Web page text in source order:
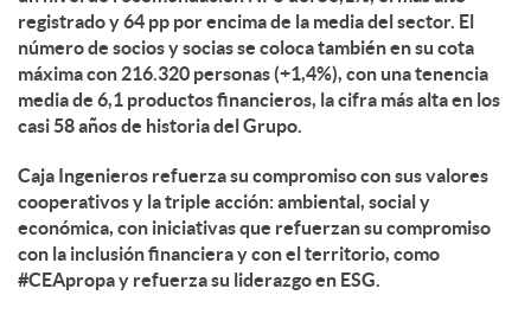
registrado y 64 pp por encima de la media del sector. El
número de socios y socias se coloca también en su cota
máxima con 216.320 personas (+1,4%), con una tenencia
media de 6,1 productos financieros, la cifra más alta en los
casi 58 años de historia del Grupo.
Caja Ingenieros refuerza su compromiso con sus valores
cooperativos y la triple acción: ambiental, social y
económica, con iniciativas que refuerzan su compromiso
con la inclusión financiera y con el territorio, como
#CEApropa y refuerza su liderazgo en ESG.